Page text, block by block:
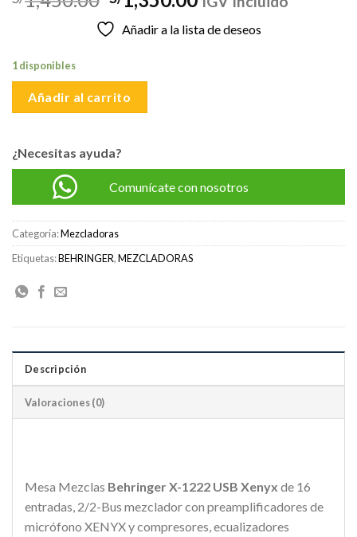
precio
original
actual
Añadir a la lista de deseos
1 disponibles
Añadir al carrito
¿Necesitas ayuda?
Comunícate con nosotros
Categoría:Mezcladoras
Etiquetas:BEHRINGER,MEZCLADORAS
Descripción
Valoraciones (0)
Mesa Mezclas Behringer X-1222 USB Xenyx de 16
entradas, 2/2-Bus mezclador con preamplificadores de
micrófono XENYX y compresores, ecualizadores